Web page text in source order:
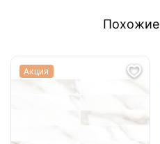
Похожие
Акция